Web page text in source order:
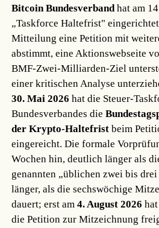
Bitcoin Bundesverbandhat am
„Taskforce Haltefrist"
Mitteilung eine Petition mit
abstimmt, eine Aktionswebseite
BMF-Zwei-Milliarden-Ziel
einer kritischen Analyse
30. Mai 2026 hat die Steuer-
Bundesverbandes die
der Krypto-Haltefrist beim
eingereicht. Die formale
Wochen hin, deutlich länger als
genannten „üblichen zwei bis
länger, als die sechswöchige
dauert; erst am4. August 2026
die Petition zur Mitzeichnung